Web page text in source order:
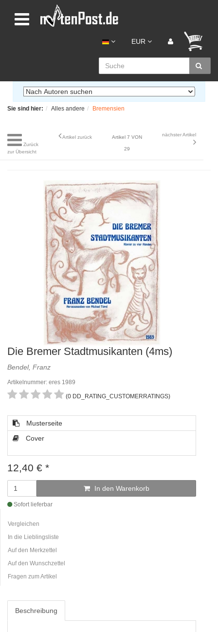
EUR
Sie sind hier: Alles andere Bremensien
Zurück
zur Übersicht
Artikel zurück Artikel 7 VON
29
nächster Artikel
Die Bremer Stadtmusikanten (4ms)
Bendel, Franz
Artikelnummer: eres 1989
(0 DD_RATING_CUSTOMERRATINGS)
Musterseite
Cover
12,40 € *
In den Warenkorb
Sofort lieferbar
Vergleichen
In die Lieblingsliste
Auf den Merkzettel
Auf den Wunschzettel
Fragen zum Artikel
Beschreibung